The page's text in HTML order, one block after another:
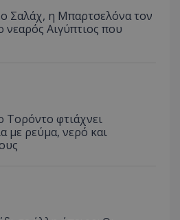
Σαλάχ, η Μπαρτσελόνα τον
νεαρός Αιγύπτιος που
Τορόντο φτιάχνει
με ρεύμα, νερό και